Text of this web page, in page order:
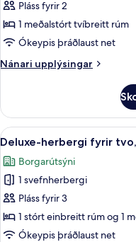
Standard-
herbergi
með
rúmi
Pláss fyrir 2
1 meðalstórt tvíbreitt rúm
Ókeypis þráðlaust net
Nánari upplýsingar
Nánari
herbergi
með
tvíbreiðu
Skoða
allar
myndir
fyrir
Deluxe-
herbergi
fyrir
6
Deluxe-herbergi fyrir
Borgarútsýni
1 svefnherbergi
Pláss fyrir 3
1 stórt einbreitt rúm og 1
Ókeypis þráðlaust net